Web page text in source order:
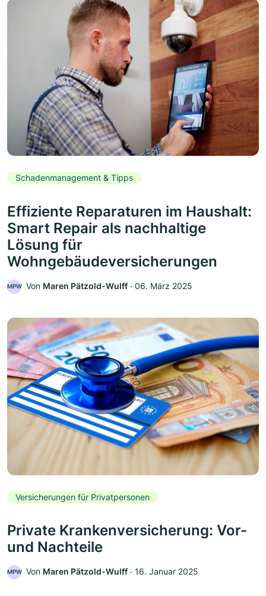
Schadenmanagement & Tipps
Effiziente Reparaturen im Haushalt:
Smart Repair als nachhaltige
Lösung für
Wohngebäudeversicherungen
MPW Von Maren Pätzold-Wulff ‧ 06. März 2025
Versicherungen für Privatpersonen
Private Krankenversicherung: Vor-
und Nachteile
MPW Von Maren Pätzold-Wulff ‧ 16. Januar 2025